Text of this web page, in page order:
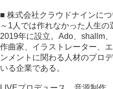
■ 株式会社クラウドナインにつ
～1人では作れなかった人生の
2019年に設立。Ado、shallm
作曲家、イラストレーター、
ンメントに関わる人材のプロ
いる企業である。